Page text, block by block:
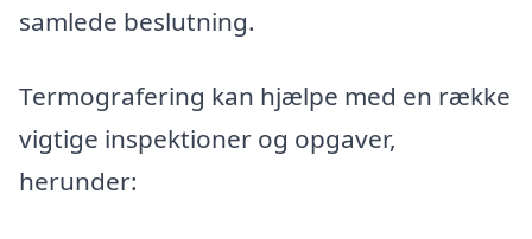
samlede beslutning.
Termografering kan hjælpe med en række
vigtige inspektioner og opgaver,
herunder: